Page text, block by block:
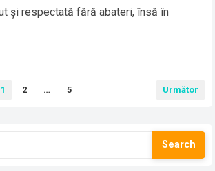
și respectată fără abateri, însă în
1 2 … 5 Următor
Search